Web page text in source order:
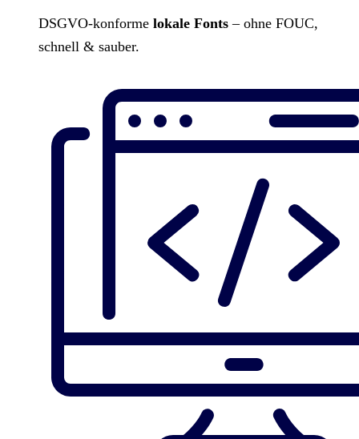
DSGVO-konforme lokale Fonts – ohne FOUC,
schnell & sauber.